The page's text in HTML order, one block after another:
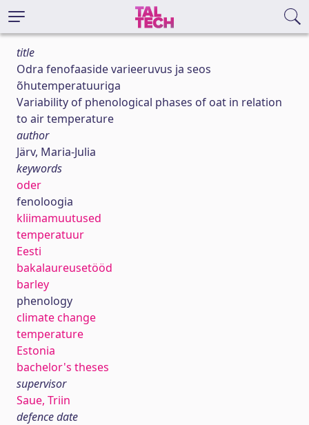
title
Odra fenofaaside varieeruvus ja seos
õhutemperatuuriga
Variability of phenological phases of oat in relation
to air temperature
author
Järv, Maria-Julia
keywords
oder
fenoloogia
kliimamuutused
temperatuur
Eesti
bakalaureusetööd
barley
phenology
climate change
temperature
Estonia
bachelor's theses
supervisor
Saue, Triin
defence date